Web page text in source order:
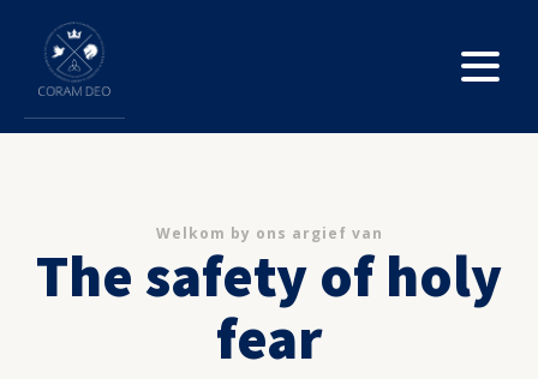
Welkom by ons argief van
The safety of holy
fear